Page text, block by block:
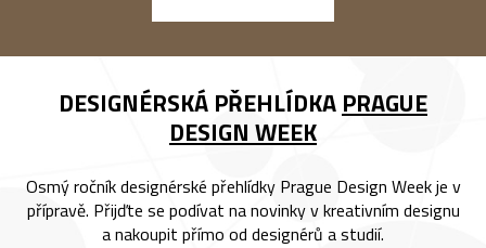
DESIGNÉRSKÁ PŘEHLÍDKA PRAGUE
DESIGN WEEK
Osmý ročník designérské přehlídky Prague Design Week je v
přípravě. Přijďte se podívat na novinky v kreativním designu
a nakoupit přímo od designérů a studií.